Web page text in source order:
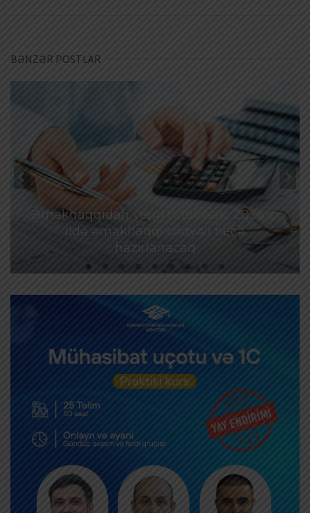
BƏNZƏR POSTLAR
Əməkhaqqıdan vergi tutulması: 2026-cı
ildə əməkhaqqı cədvəli necə
hazırlanacaq